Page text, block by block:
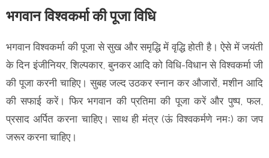
भगवान विश्वकर्मा की पूजा विधि
भगवान विश्वकर्मा की पूजा से सुख और समृद्धि में वृद्धि होती है। ऐसे में जयंती
के दिन इंजीनियर, शिल्पकार, बुनकर आदि को विधि-विधान से विश्वकर्मा जी
की पूजा करनी चाहिए। सुबह जल्द उठकर स्नान कर औजारों, मशीन आदि
की सफाई करें। फिर भगवान की प्रतिमा की पूजा करें और पुष्प, फल,
प्रसाद अर्पित करना चाहिए। साथ ही मंत्र (ऊं विश्वकर्मणे नमः) का जप
जरूर करना चाहिए।